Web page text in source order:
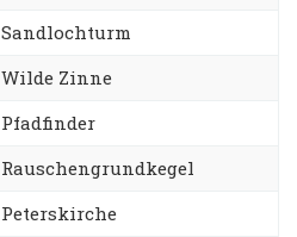
Sandlochturm
Wilde Zinne
Pfadfinder
Rauschengrundkegel
Peterskirche